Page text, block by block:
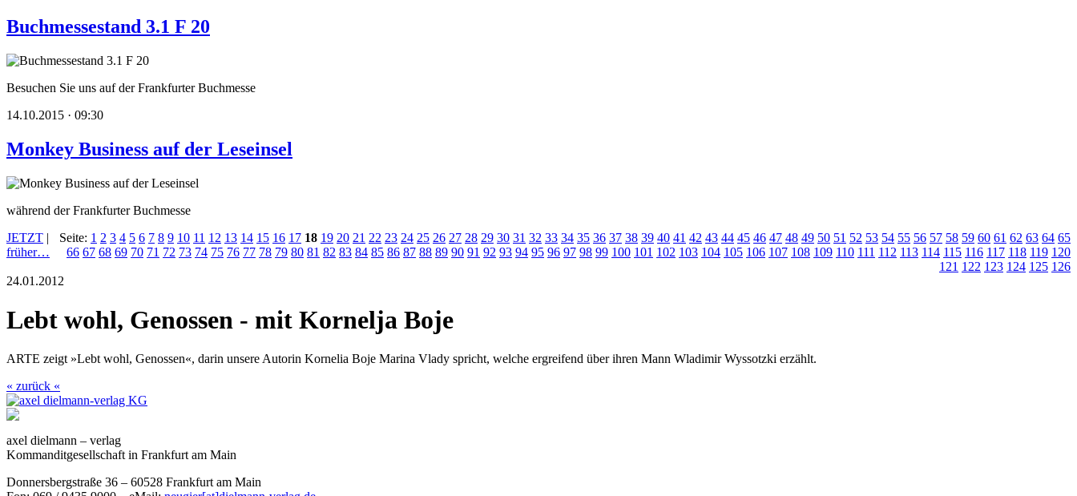
Buchmessestand 3.1 F 20
Besuchen Sie uns auf der Frankfurter Buchmesse
14.10.2015 · 09:30
Monkey Business auf der Leseinsel
während der Frankfurter Buchmesse
JETZT |
früher…
Seite: 1 2 3 4 5 6 7 8 9 10 11 12 13 14 15 16 17 18 19 20 21 22 23 24 25 26 27 28 29 30 31 32 33 34 35 36 37 38 39 40 41 42 43 44 45 46 47 48 49 50 51 52 53 54 55 56 57 58 59 60 61 62 63 64 65
66 67 68 69 70 71 72 73 74 75 76 77 78 79 80 81 82 83 84 85 86 87 88 89 90 91 92 93 94 95 96 97 98 99 100 101 102 103 104 105 106 107 108 109 110 111 112 113 114 115 116 117 118 119 120
121 122 123 124 125 126
24.01.2012
Lebt wohl, Genossen - mit Kornelja Boje
ARTE zeigt »Lebt wohl, Genossen«, darin unsere Autorin Kornelia Boje Marina Vlady spricht, welche ergreifend über ihren Mann Wladimir Wyssotzki erzählt.
« zurück «
axel dielmann – verlag
Kommanditgesellschaft in Frankfurt am Main
Donnersbergstraße 36 – 60528 Frankfurt am Main